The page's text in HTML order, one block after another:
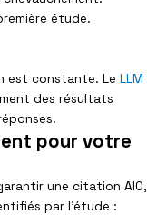
étude.
est constante. Le LLM
des résultats
pour votre
une citation AIO,
par l’étude :